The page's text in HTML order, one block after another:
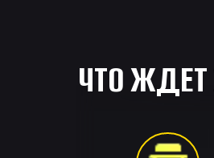
ЧТО ЖДЕТ